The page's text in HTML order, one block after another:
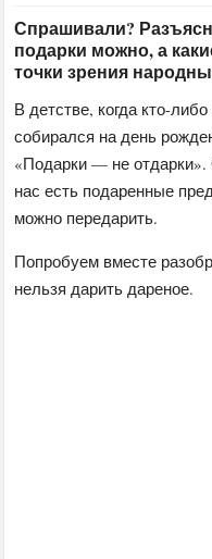
Спрашивали?
подарки можно, а
точки зрения
В детстве, когда кто-
собирался на день
«Подарки — не отдарки».
нас есть подаренные
можно передарить.
Попробуем вместе
нельзя дарить дареное.